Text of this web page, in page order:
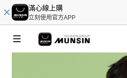
滿心線上購
立刻使用官方APP